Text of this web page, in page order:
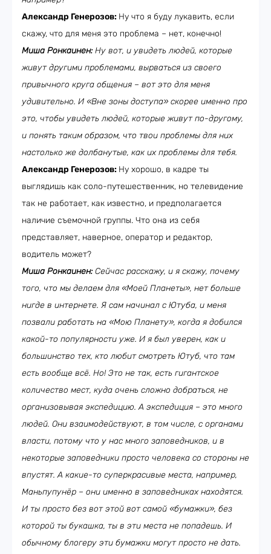
Александр Генерозов: Ну что я буду лукавить, если
скажу, что для меня это проблема – нет, конечно!
Миша Ронкаинен:Ну вот, и увидеть людей, которые
живут другими проблемами, вырваться из своего
привычного круга общения – вот это для меня
удивительно. И «Вне зоны доступа» скорее именно про
это, чтобы увидеть людей, которые живут по-другому,
и понять таким образом, что твои проблемы для них
настолько же долбанутые, как их проблемы для тебя.
Александр Генерозов: Ну хорошо, в кадре ты
выглядишь как соло-путешественник, но телевидение
так не работает, как известно, и предполагается
наличие съемочной группы. Что она из себя
представляет, наверное, оператор и редактор,
водитель может?
Миша Ронкаинен:Сейчас расскажу, и я скажу, почему
того, что мы делаем для «Моей Планеты», нет больше
нигде в интернете. Я сам начинал с Ютуба, и меня
позвали работать на «Мою Планету», когда я добился
какой-то популярности уже. И я был уверен, как и
большинство тех, кто любит смотреть Ютуб, что там
есть вообще всё. Но! Это не так, есть гигантское
количество мест, куда очень сложно добраться, не
организовывая экспедицию. А экспедиция – это много
людей. Они взаимодействуют, в том числе, с органами
власти, потому что у нас много заповедников, и в
некоторые заповедники просто человека со стороны не
впустят. А какие-то суперкрасивые места, например,
Маньпупунёр – они именно в заповедниках находятся.
И ты просто без вот этой вот самой «бумажки», без
которой ты букашка, ты в эти места не попадешь. И
обычному блогеру эти бумажки могут просто не дать.